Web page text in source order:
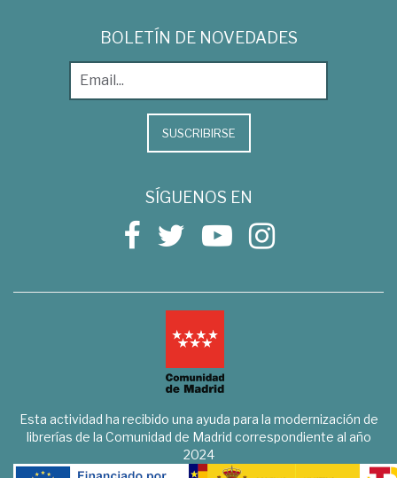
BOLETÍN DE NOVEDADES
SUSCRIBIRSE
SÍGUENOS EN
Esta actividad ha recibido una ayuda para la modernización de
librerías de la Comunidad de Madrid correspondiente al año
2024